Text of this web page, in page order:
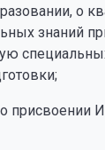
о
знаний
присвоении